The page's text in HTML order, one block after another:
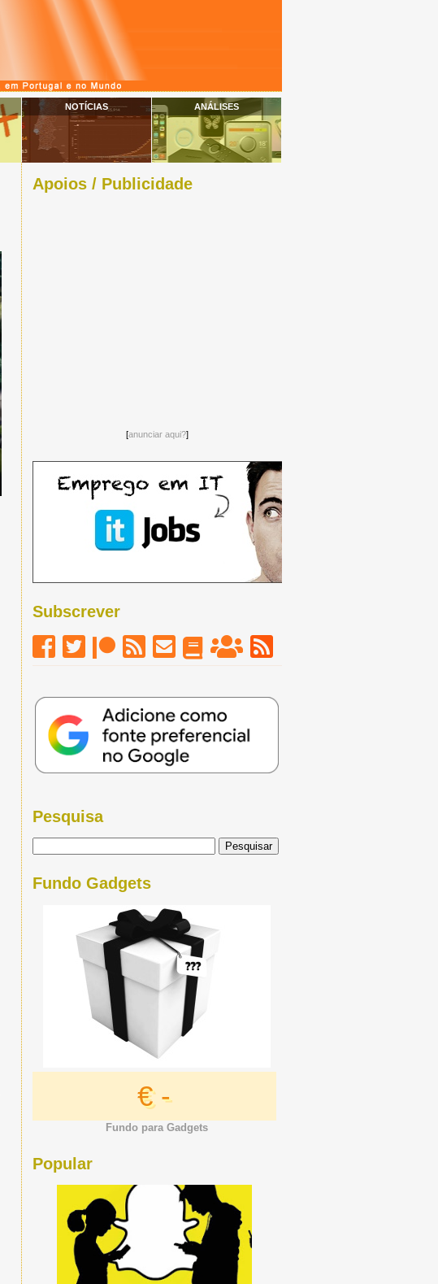
NOTÍCIAS ANÁLISES
Apoios / Publicidade
[anunciar aqui?]
Subscrever
Pesquisa
Fundo Gadgets
€ -
Fundo para Gadgets
Popular